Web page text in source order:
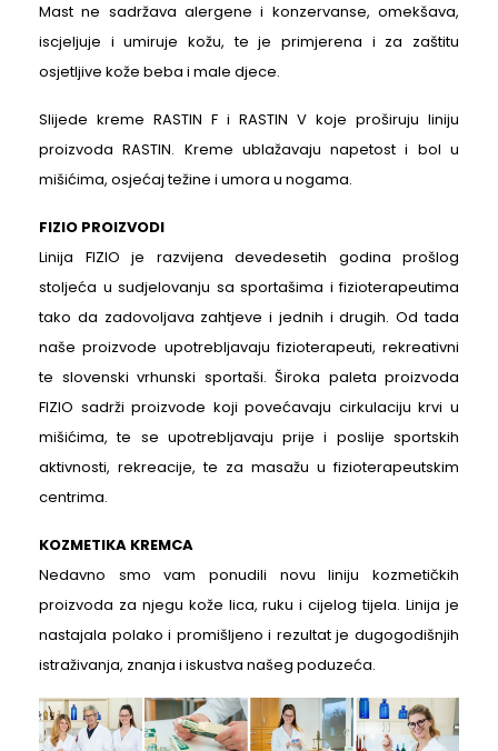
Mast ne sadržava alergene i konzervanse, omekšava,
iscjeljuje i umiruje kožu, te je primjerena i za zaštitu
osjetljive kože beba i male djece.
Slijede kreme RASTIN F i RASTIN V koje proširuju liniju
proizvoda RASTIN. Kreme ublažavaju napetost i bol u
mišićima, osjećaj težine i umora u nogama.
FIZIO PROIZVODI
Linija FIZIO je razvijena devedesetih godina prošlog
stoljeća u sudjelovanju sa sportašima i fizioterapeutima
tako da zadovoljava zahtjeve i jednih i drugih. Od tada
naše proizvode upotrebljavaju fizioterapeuti, rekreativni
te slovenski vrhunski sportaši. Široka paleta proizvoda
FIZIO sadrži proizvode koji povećavaju cirkulaciju krvi u
mišićima, te se upotrebljavaju prije i poslije sportskih
aktivnosti, rekreacije, te za masažu u fizioterapeutskim
centrima.
KOZMETIKA KREMCA
Nedavno smo vam ponudili novu liniju kozmetičkih
proizvoda za njegu kože lica, ruku i cijelog tijela. Linija je
nastajala polako i promišljeno i rezultat je dugogodišnjih
istraživanja, znanja i iskustva našeg poduzeća.